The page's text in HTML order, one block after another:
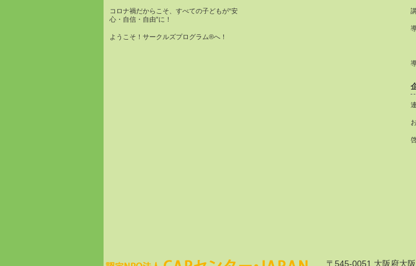
コロナ禍だからこそ、すべての子どもが“安
心・自信・自由”に！
ようこそ！サークルズプログラム®へ！
〒545-0051 大阪府大